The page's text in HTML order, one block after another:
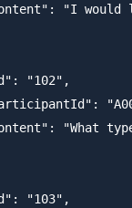
"I would
"102",
"What
"103",